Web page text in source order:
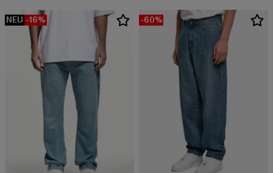
NEU -16% -60%